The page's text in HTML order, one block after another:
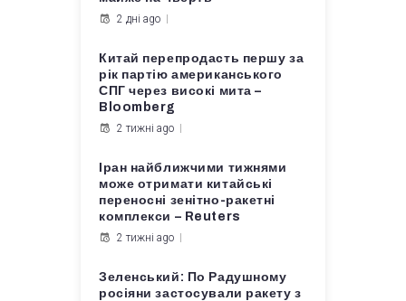
2 дні ago
Китай перепродасть першу за
рік партію американського
СПГ через високі мита –
Bloomberg
2 тижні ago
Іран найближчими тижнями
може отримати китайські
переносні зенітно-ракетні
комплекси – Reuters
2 тижні ago
Зеленський: По Радушному
росіяни застосували ракету з